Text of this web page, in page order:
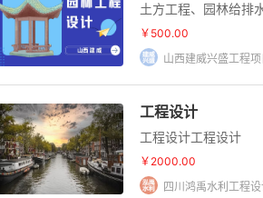
土方工程、园林给排
工程、绿化种植工程
￥500.00
山西建威兴盛工程
工程设计
工程设计工程设计
￥2000.00
四川鸿禹水利工程